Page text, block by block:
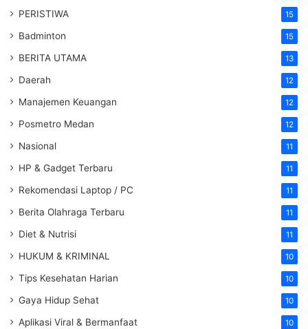
PERISTIWA 15
Badminton 15
BERITA UTAMA 13
Daerah 12
Manajemen Keuangan 12
Posmetro Medan 12
Nasional 11
HP & Gadget Terbaru 11
Rekomendasi Laptop / PC 11
Berita Olahraga Terbaru 11
Diet & Nutrisi 11
HUKUM & KRIMINAL 10
Tips Kesehatan Harian 10
Gaya Hidup Sehat 10
Aplikasi Viral & Bermanfaat 10